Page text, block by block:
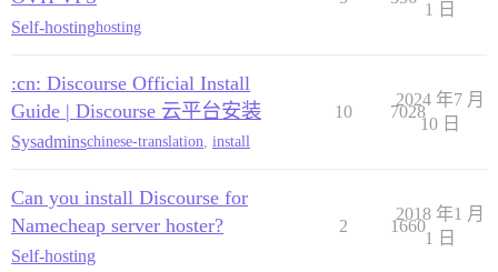
Self-hostinghosting
1 日
:cn: Discourse Official Install
Guide | Discourse 云平台安装
Sysadminschinese-translation, install
10 7028
2024 年7 月
10 日
Can you install Discourse for
Namecheap server hoster?
Self-hosting
2 1660
2018 年1 月
1 日